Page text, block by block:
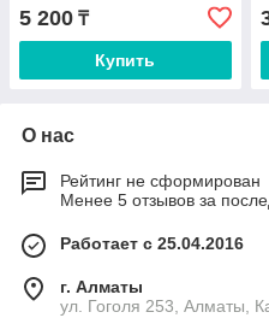
5 200 ₸
Купить
О нас
Рейтинг не сформирован
Менее 5 отзывов за
Работает с 25.04.2016
г. Алматы
ул. Гоголя 253, Алматы,